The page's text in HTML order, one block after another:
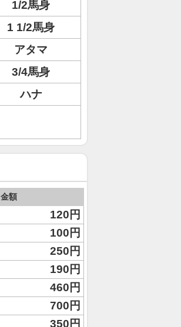
1/2馬身
1 1/2馬身
アタマ
3/4馬身
ハナ
金額
120円
100円
250円
190円
460円
700円
350円